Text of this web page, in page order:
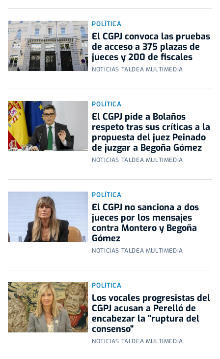
POLÍTICA
El CGPJ convoca las pruebas
de acceso a 375 plazas de
jueces y 200 de fiscales
NOTICIAS TALDEA MULTIMEDIA
POLÍTICA
El CGPJ pide a Bolaños
respeto tras sus críticas a la
propuesta del juez Peinado
de juzgar a Begoña Gómez
NOTICIAS TALDEA MULTIMEDIA
POLÍTICA
El CGPJ no sanciona a dos
jueces por los mensajes
contra Montero y Begoña
Gómez
NOTICIAS TALDEA MULTIMEDIA
POLÍTICA
Los vocales progresistas del
CGPJ acusan a Perelló de
encabezar la "ruptura del
consenso"
NOTICIAS TALDEA MULTIMEDIA